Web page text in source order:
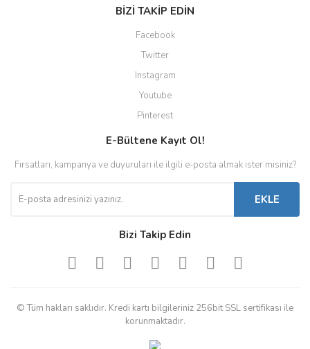
BİZİ TAKİP EDİN
Facebook
Twitter
Instagram
Youtube
Pinterest
E-Bültene Kayıt Ol!
Fırsatları, kampanya ve duyuruları ile ilgili e-posta almak ister misiniz?
EKLE
Bizi Takip Edin
© Tüm hakları saklıdır. Kredi kartı bilgileriniz 256bit SSL sertifikası ile
korunmaktadır.